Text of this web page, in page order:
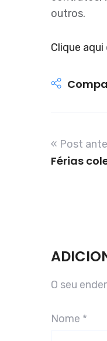
outros.
Clique aqui
« Post
Férias
O seu
Nome *